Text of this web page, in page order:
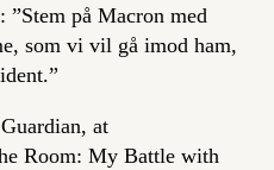
”Stem på Macron med
som vi vil gå imod ham,
at
Room: My Battle with